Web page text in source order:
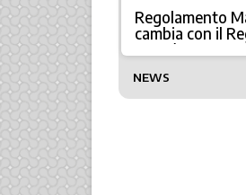
la
Regolamento
cambia con il
2023/1230
NEWS